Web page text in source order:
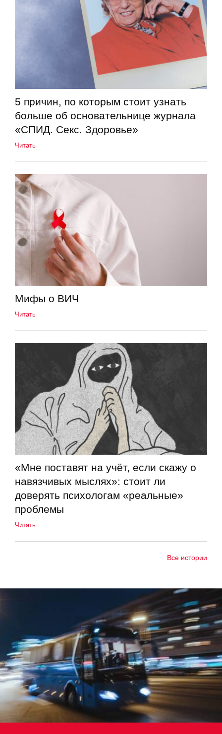
5 причин, по которым стоит узнать
больше об основательнице журнала
«СПИД. Секс. Здоровье»
Читать
Мифы о ВИЧ
Читать
«Мне поставят на учёт, если скажу о
навязчивых мыслях»: стоит ли
доверять психологам «реальные»
проблемы
Читать
Все истории